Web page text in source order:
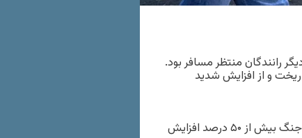
همراه دیگر رانندگان منتظر مسافر بود.
و از افزایش شدید
به گفته او علاوه بر کالاهایی مانند شیر، قیمت چای نیز از زمان آغاز جنگ بیش از ۵۰ درصد افزایش